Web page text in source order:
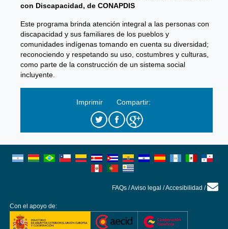
con Discapacidad, de CONAPDIS
Este programa brinda atención integral a las personas con
discapacidad y sus familiares de los pueblos y
comunidades indígenas tomando en cuenta su diversidad;
reconociendo y respetando su uso, costumbres y culturas,
como parte de la construcción de un sistema social
incluyente.
Imprimir Compartir:
FAQs /Aviso legal /Accesibilidad /
Con el apoyo de: